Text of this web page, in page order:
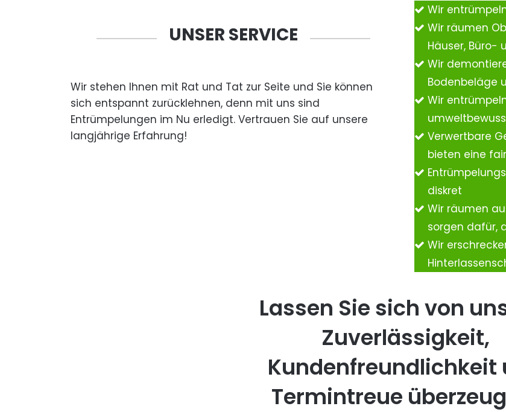
UNSER SERVICE
Wir stehen Ihnen mit Rat und Tat zur Seite und Sie können
sich entspannt zurücklehnen, denn mit uns sind
Entrümpelungen im Nu erledigt. Vertrauen Sie auf unsere
langjährige Erfahrung!
Wir
Wir räumen
Häuser, Büro-
Wir
Bodenbeläge
Wir
Verwertbare
bieten eine
diskret
Wir räumen
sorgen dafür,
Wir
Lassen Sie sich von
Zuverlässigkeit,
Kundenfreundlichkeit
Termintreue